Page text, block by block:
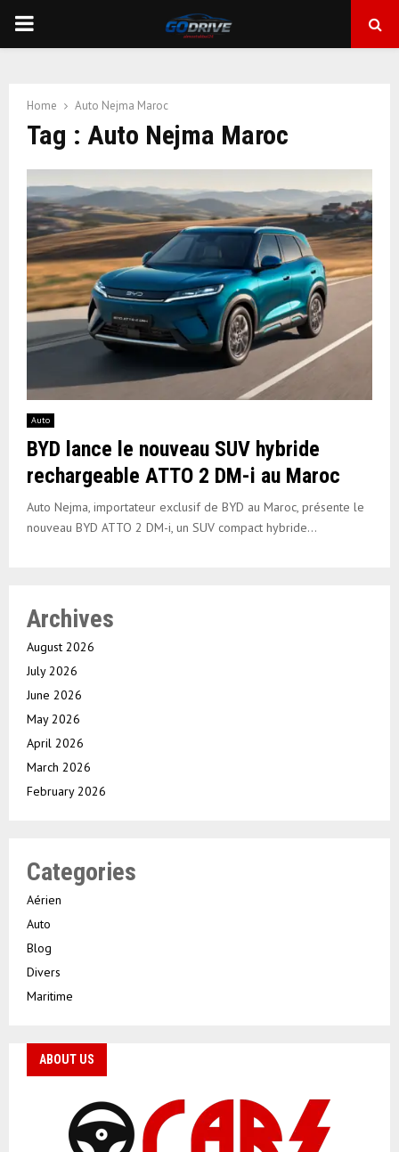
PRIMARY
Home Auto Nejma Maroc
Tag : Auto Nejma Maroc
Auto
BYD lance le nouveau SUV hybride
rechargeable ATTO 2 DM-i au Maroc
Auto Nejma, importateur exclusif de BYD au Maroc, présente le
nouveau BYD ATTO 2 DM-i, un SUV compact hybride...
Archives
August 2026
July 2026
June 2026
May 2026
April 2026
March 2026
February 2026
Categories
Aérien
Auto
Blog
Divers
Maritime
ABOUT US